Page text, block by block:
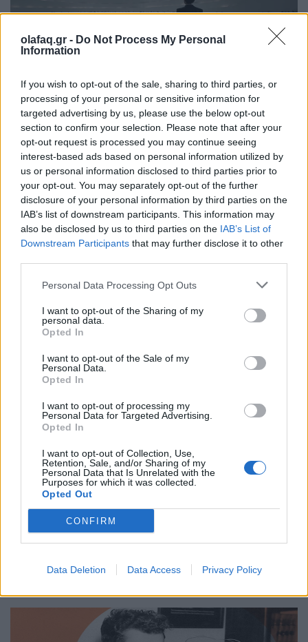
olafaq.gr - Do Not Process My Personal
Information
If you wish to opt-out of the sale, sharing to third parties, or
processing of your personal or sensitive information for
targeted advertising by us, please use the below opt-out
section to confirm your selection. Please note that after your
opt-out request is processed you may continue seeing
interest-based ads based on personal information utilized by
us or personal information disclosed to third parties prior to
your opt-out. You may separately opt-out of the further
disclosure of your personal information by third parties on the
IAB’s list of downstream participants. This information may
also be disclosed by us to third parties on the IAB’s List of
Downstream Participants that may further disclose it to other
Personal Data Processing Opt Outs
I want to opt-out of the Sharing of my
personal data.
Opted In
I want to opt-out of the Sale of my
Personal Data.
Opted In
I want to opt-out of processing my
Personal Data for Targeted Advertising.
Opted In
I want to opt-out of Collection, Use,
Retention, Sale, and/or Sharing of my
Personal Data that Is Unrelated with the
Purposes for which it was collected.
Opted Out
CONFIRM
Data Deletion Data Access Privacy Policy
Επιστήμη
Το πείραμα της τρέλας: Η διπλή όψη του
LSD στην ψυχιατρική
15.05.26
Η ιστορική διαδρομή του LSD στη θεραπευτική κι όσα μας
αφορούν σήμερα.
Επιστήμη
Από τον Άρη μέχρι το μέλλον: Τι ψάχνουμε
πραγματικά στο διάστημα
31.03.26
Η κουβέντα για το Διάστημα είναι πάντα ανοιχτή κι ας
μονοπωλεί σήμερα ο πόλεμος. Ας δούμε μία ενδιαφέρουσα
προσέγγιση.